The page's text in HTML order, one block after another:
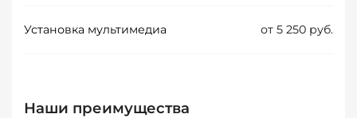
Установка мультимедиа от 5 250 руб.
Наши преимущества